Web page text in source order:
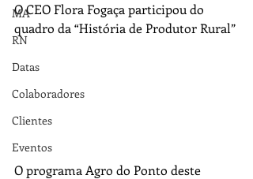
MA
RN
Datas
Colaboradores
Clientes
Eventos
O CEO Flora Fogaça participou do
quadro da “História de Produtor Rural”
O programa Agro do Ponto deste